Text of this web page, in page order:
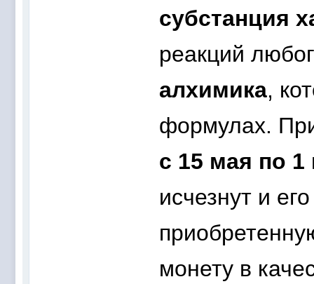
субстанция
реакций
алхимика,
формулах.
с 15 мая по
исчезнут и
монету в